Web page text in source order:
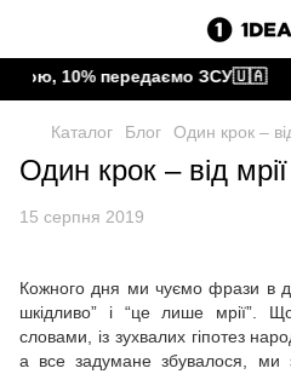
10% передаємо ЗСУ🇺🇦
Каталог Блог Один крок –
Один крок – від
15 серпня 2019
Кожного дня ми чуємо фрази в
шкідливо” і “це лише мрії”.
словами, із зухвалих гіпотез
а все задумане збувалося, ми